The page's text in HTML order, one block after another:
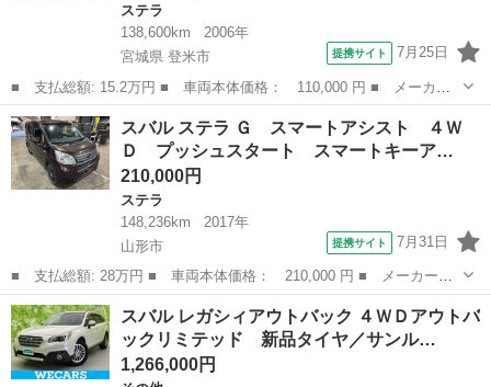
ステラ
138,600km
2006年
宮城県 登米市
提携サイト 7月25日
■ 支払総額: 15.2万円 ■ 車両本体価格： 110,000 円 ■ メーカー
名： スバル ■ 車種名： ステラ ■ グレード名： カスタムＲ
アイボリーセレクション オートマ２ＷＤ・走行１３８６００ｋｍ・
車検９年７月...
宮城 登米市
スバル ステラ Ｇ スマートアシスト ４Ｗ
Ｄ プッシュスタート スマートキーア…
210,000円
ステラ
148,236km
2017年
山形市
提携サイト 7月31日
■ 支払総額: 28万円 ■ 車両本体価格： 210,000 円 ■ メーカー
名： スバル ■ 車種名： ステラ ■ グレード名： Ｇ スマート
アシスト ４ＷＤ プッシュスタート スマートキーアイドリングス
トップ ステアリ...
山形 山形市 ステラ
スバル レガシィアウトバック ４ＷＤアウトバ
ックリミテッド 新品タイヤ／サンル…
1,266,000円